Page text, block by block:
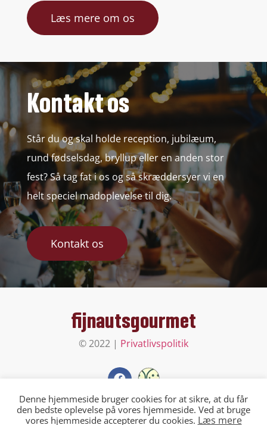
Læs mere om os
Kontakt os
Står du og skal holde reception, jubilæum,
rund fødselsdag, bryllup eller en anden stor
fest? Så tag fat i os og så skræddersyer vi en
helt speciel madoplevelse til dig.
Kontakt os
fijnautsgourmet
© 2022 | Privatlivspolitik
Åløkken 16
Denne hjemmeside bruger cookies for at sikre, at du får
den bedste oplevelse på vores hjemmeside. Ved at bruge
vores hjemmeside accepterer du cookies. Læs mere